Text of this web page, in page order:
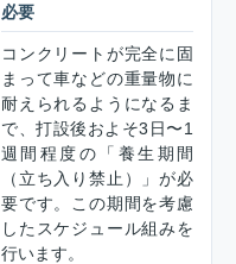
必要
コンクリートが完全に固
まって車などの重量物に
耐えられるようになるま
で、打設後およそ3日〜1
週間程度の「養生期間
（立ち入り禁止）」が必
要です。この期間を考慮
したスケジュール組みを
行います。